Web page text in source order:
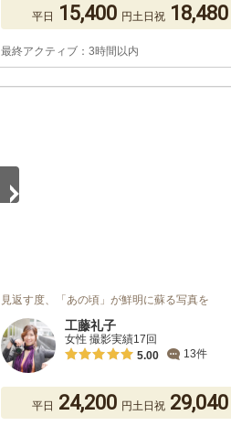
平日 15,400 円土日祝 18,480
最終アクティブ：3時間以内
見返す度、「あの頃」が鮮明に蘇る写真を
工藤礼子
女性 撮影実績17回
5.00
13件
平日 24,200 円土日祝 29,040